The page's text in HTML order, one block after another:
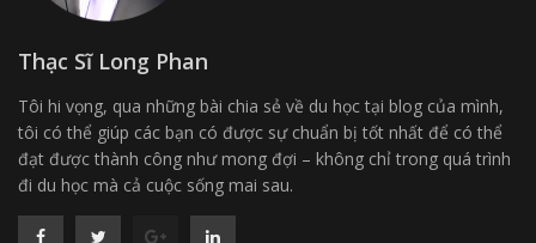
Thạc Sĩ Long Phan
Tôi hi vọng, qua những bài chia sẻ về du học tại blog của mình,
tôi có thể giúp các bạn có được sự chuẩn bị tốt nhất để có thể
đạt được thành công như mong đợi – không chỉ trong quá trình
đi du học mà cả cuộc sống mai sau.